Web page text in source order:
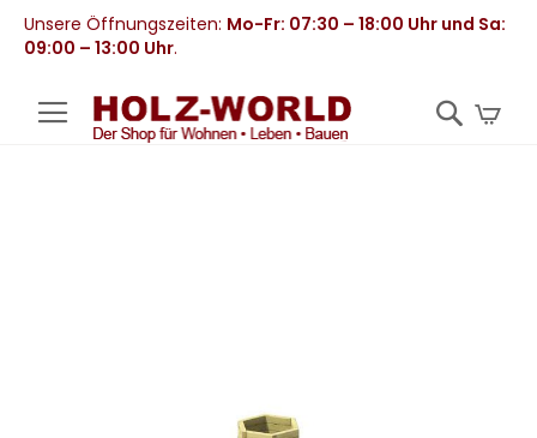
Unsere Öffnungszeiten: Mo-Fr: 07:30 – 18:00 Uhr und Sa:
09:00 – 13:00 Uhr.